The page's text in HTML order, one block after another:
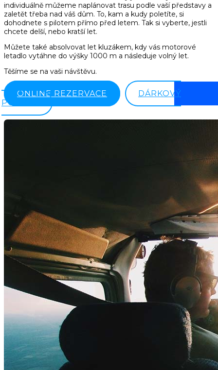
individuálně můžeme naplánovat trasu podle vaší představy a
zaletět třeba nad váš dům. To, kam a kudy poletíte, si
dohodnete s pilotem přímo před letem. Tak si vyberte, jestli
chcete delší, nebo kratší let.
Můžete také absolvovat let kluzákem, kdy vás motorové
letadlo vytáhne do výšky 1000 m a následuje volný let.
Těšíme se na vaši návštěvu.
ONLINE REZERVACE
DÁRKOVÝ
POUKAZ